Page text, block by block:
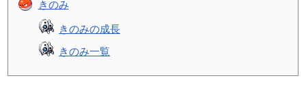
きのみ
きのみの成長
きのみ一覧